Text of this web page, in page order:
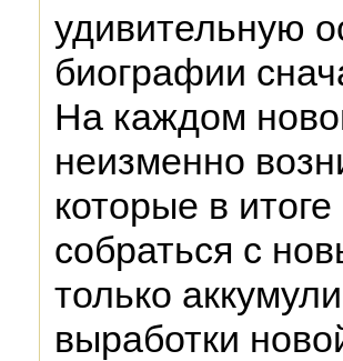
удивительную
биографии
На каждом
неизменно
которые в
собраться с
только
выработки